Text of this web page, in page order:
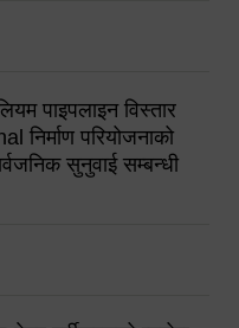
पाइपलाइन विस्तार
परियोजनाको
सुनुवाई सम्बन्धी